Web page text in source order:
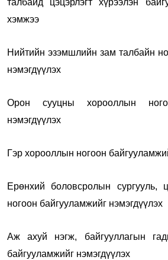
талбайд цэцэрлэгт хүрээлэн
хэмжээ
Нийтийн эзэмшлийн зам талбайн
нэмэгдүүлэх
Орон сууцны хорооллын
нэмэгдүүлэх
Гэр хорооллын ногоон
Ерөнхий боловсролын сургууль,
ногоон байгууламжийг нэмэгдүүлэх
Аж ахуй нэгж, байгууллагын
байгууламжийг нэмэгдүүлэх